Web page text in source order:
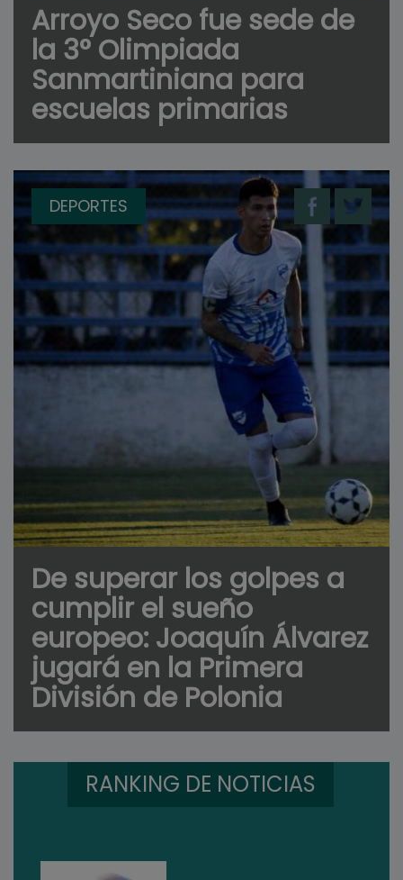
Arroyo Seco fue sede de
la 3° Olimpiada
Sanmartiniana para
escuelas primarias
DEPORTES
De superar los golpes a
cumplir el sueño
europeo: Joaquín Álvarez
jugará en la Primera
División de Polonia
RANKING DE NOTICIAS